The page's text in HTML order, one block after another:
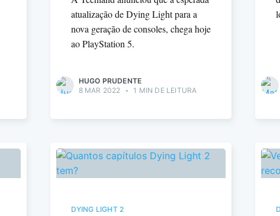
atualização de Dying Light para a
nova geração de consoles, chega hoje
ao PlayStation 5.
HUGO PRUDENTE
8 MAR 2022
• 1 MIN DE LEITURA
DYING LIGHT 2